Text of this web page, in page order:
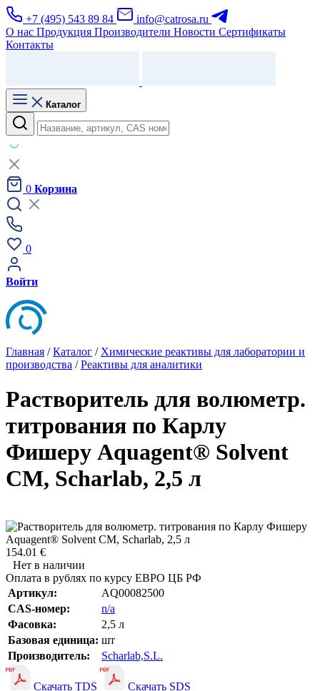
+7 (495) 543 89 84
info@catrosa.ru
О нас Продукция Производители Новости Сертификаты
Контакты
Каталог
0 Корзина
0
Войти
Главная /Каталог / Химические реактивы для лаборатории и
производства /Реактивы для аналитики
Растворитель для волюметр.
титрования по Карлу
Фишеру Aquagent® Solvent
CM, Scharlab, 2,5 л
154.01 €
Нет в наличии
Оплата в рублях по курсу ЕВРО ЦБ РФ
Артикул:
AQ00082500
CAS-номер:
n/a
Фасовка:
2,5 л
Базовая единица: шт
Производитель:
Scharlab,S.L.
Скачать TDS Скачать SDS